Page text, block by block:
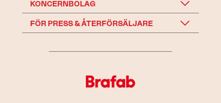
KONCERNBOLAG
FÖR PRESS & ÅTERFÖRSÄLJARE